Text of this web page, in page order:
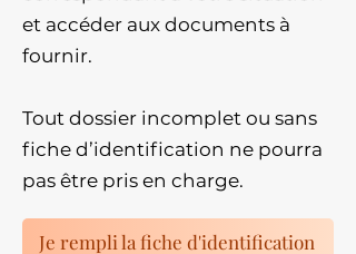
et accéder aux documents à
fournir.
Tout dossier incomplet ou sans
fiche d’identification ne pourra
pas être pris en charge.
Je rempli la fiche d'identification